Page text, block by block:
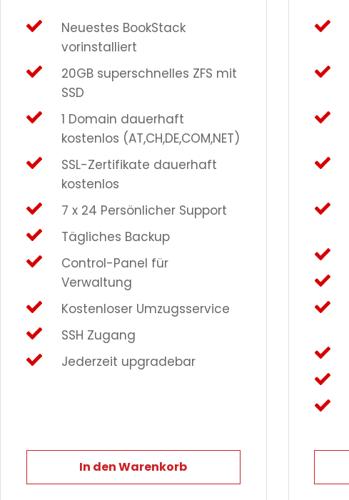
Neuestes BookStack
vorinstalliert
20GB superschnelles ZFS mit
SSD
1 Domain dauerhaft
kostenlos (AT,CH,DE,COM,NET)
SSL-Zertifikate dauerhaft
kostenlos
7 x 24 Persönlicher Support
Tägliches Backup
Control-Panel für
Verwaltung
Kostenloser Umzugsservice
SSH Zugang
Jederzeit upgradebar
In den Warenkorb